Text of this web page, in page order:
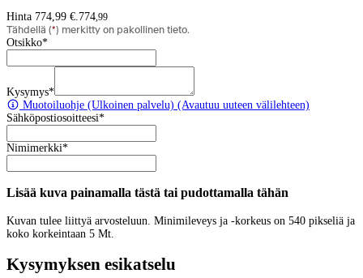
Hinta 774,99 €. 774,99
Tähdellä (*) merkitty on pakollinen tieto.
Otsikko*
Kysymys*
Muotoiluohje (Ulkoinen palvelu) (Avautuu uuteen välilehteen)
Sähköpostiosoitteesi*
Nimimerkki*
Lisää kuva painamalla tästä tai pudottamalla tähän
Kuvan tulee liittyä arvosteluun. Minimileveys ja -korkeus on 540 pikseliä ja
koko korkeintaan 5 Mt.
Kysymyksen esikatselu